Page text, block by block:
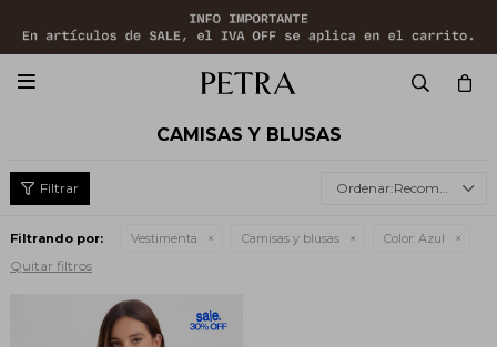

CAMISAS Y BLUSAS
Recomendados
Filtrando por: Vestimenta Camisas y blusas Color: Azul
Quitar filtros